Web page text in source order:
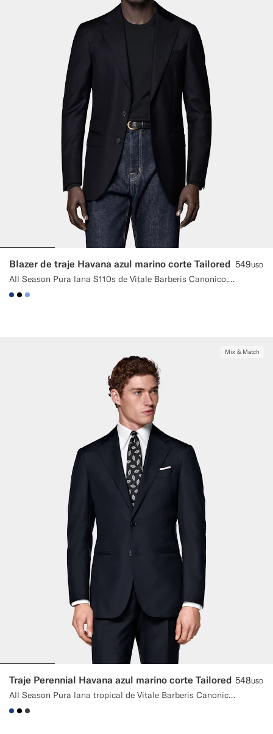
Blazer de traje Havana azul marino corte Tailored
All Season Pura lana S110s de Vitale Barberis Canonico, Italia
549USD
#1C3D7A
#000000
#82A1DC
Mix & Match
Traje Perennial Havana azul marino corte Tailored
All Season Pura lana tropical de Vitale Barberis Canonico, Italia
548USD
#1C3D7A
#000000
#3d4043